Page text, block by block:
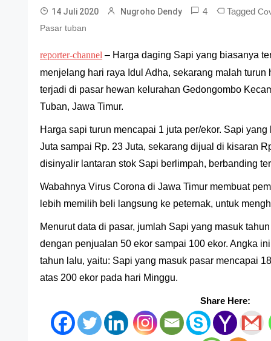
14 Juli 2020 Nugroho Dendy 4 Tagged
Pasar tuban
reporter-channel – Harga daging Sapi yang biasanya
menjelang hari raya Idul Adha, sekarang malah
terjadi di pasar hewan kelurahan Gedongombo
Tuban, Jawa Timur.
Harga sapi turun mencapai 1 juta per/ekor. Sapi
Juta sampai Rp. 23 Juta, sekarang dijual di kisaran
disinyalir lantaran stok Sapi berlimpah, berbanding
Wabahnya Virus Corona di Jawa Timur membuat
lebih memilih beli langsung ke peternak, untuk
Menurut data di pasar, jumlah Sapi yang masuk
dengan penjualan 50 ekor sampai 100 ekor. Angka
tahun lalu, yaitu: Sapi yang masuk pasar mencapai
atas 200 ekor pada hari Minggu.
Share Here: